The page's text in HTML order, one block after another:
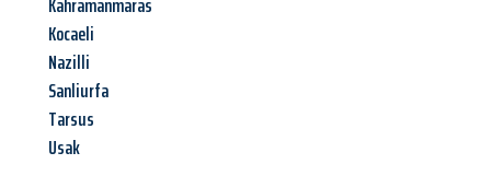
Kocaeli
Nazilli
Sanliurfa
Tarsus
Usak